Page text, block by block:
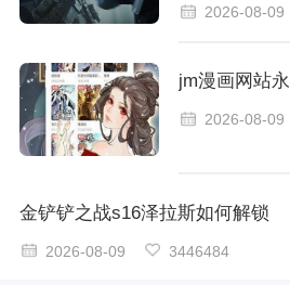
2026-08-09
jm漫画网站
2026-08-09
金铲铲之战s16泽拉斯如何解锁
2026-08-09 3446484